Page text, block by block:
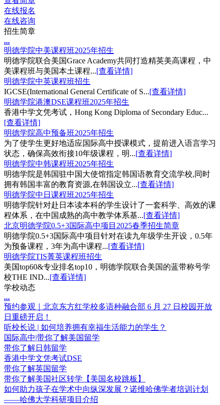
在线报名
在线咨询
招生简章
...
明德学院中美课程班2025年招生
明德学院联合美国Grace Academy共同打造精英美高课程，中
美课程班与美国本土课程...[查看详情]
明德学院中英课程班招生
IGCSE(International General Certificate of S...[查看详情]
明德学院港澳DSE课程班2025年招生
香港中学文凭考试，Hong Kong Diploma of Secondary Educ...
[查看详情]
明德学院高中预备班2025年招生
为了使学生更好地适应国际高中授课模式，提前进入语言学习
状态，确保高效衔接10年级课程，明...[查看详情]
明德学院中韩课程班2025年招生
明德学院是韩国驻中国大使馆指定韩国语教育交流学校,同时
拥有韩国丰富的教育资源,在韩国设立...[查看详情]
明德学院中日课程班2025年招生
明德学院针对赴日本读本科的学生设计了一套科学、高效的课
程体系，在中国成熟的高中教学体系基...[查看详情]
北京明德学院0.5+3国际高中项目2025春季招生简章
明德学院0.5+3国际高中项目针对在读九年级学生开设，0.5年
为预备课程，3年为高中课程...[查看详情]
明德学院TIS菁英课程班招生
美国top60&专业排名top10，明德学院联合美国的蓝带称号学
校THE IND...[查看详情]
学校动态
...
预约参观｜北京东方红学校多语种融合部 6 月 27 日校园开放
日重磅开启！
听校长说 | 如何培养拥有幸福生活能力的学生？
国际高中|带你了解美国留学
带你了解日韩留学
香港中学文凭考试DSE
带你了解英国留学
带你了解美国社区转学【美国名校跳板】
如何助力孩子在学术中向纵深发展？诺维哈佛学者培训计划
——哈佛大学科研项目介绍